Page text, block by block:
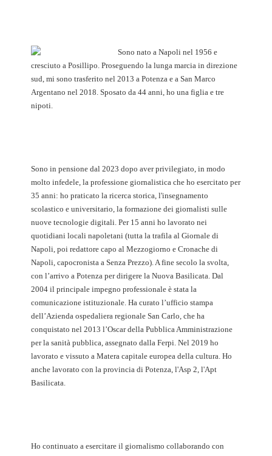
Napoli
Sono nato a Napoli nel 1956 e
cresciuto a Posillipo. Proseguendo la lunga marcia in direzione
sud, mi sono trasferito nel 2013 a Potenza e a San Marco
Argentano nel 2018. Sposato da 44 anni, ho una figlia e tre
nipoti.
Sono in pensione dal 2023 dopo aver privilegiato, in modo
molto infedele, la professione giornalistica che ho esercitato per
35 anni: ho praticato la ricerca storica, l'insegnamento
scolastico e universitario, la formazione dei giornalisti sulle
nuove tecnologie digitali. Per 15 anni ho lavorato nei
quotidiani locali napoletani (tutta la trafila al Giornale di
Napoli, poi redattore capo al Mezzogiorno e Cronache di
Napoli, capocronista a Senza Prezzo). A fine secolo la svolta,
con l’arrivo a Potenza per dirigere la Nuova Basilicata. Dal
2004 il principale impegno professionale è stata la
comunicazione istituzionale. Ha curato l’ufficio stampa
dell’Azienda ospedaliera regionale San Carlo, che ha
conquistato nel 2013 l’Oscar della Pubblica Amministrazione
per la sanità pubblica, assegnato dalla Ferpi. Nel 2019 ho
lavorato e vissuto a Matera capitale europea della cultura. Ho
anche lavorato con la provincia di Potenza, l'Asp 2, l'Apt
Basilicata.
Ho continuato a esercitare il giornalismo collaborando con